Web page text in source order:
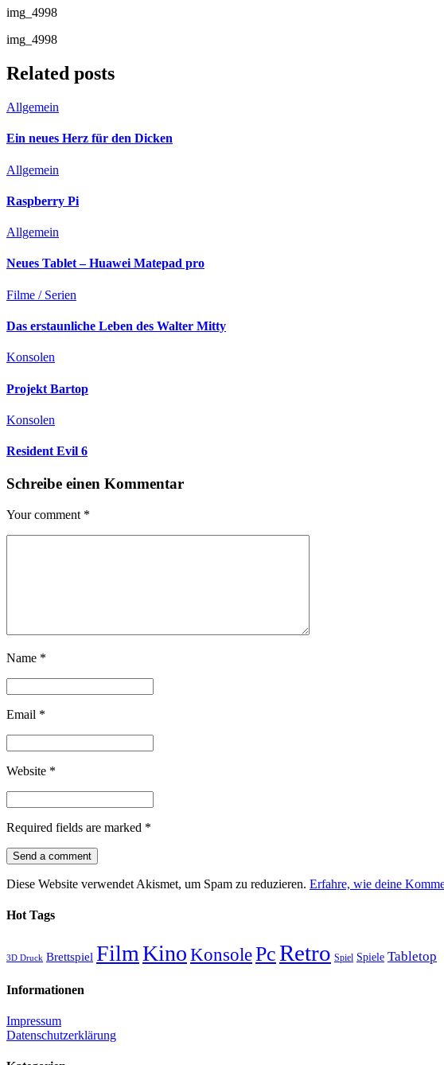
img_4998
img_4998
Related posts
Allgemein
Ein neues Herz für den Dicken
Allgemein
Raspberry Pi
Allgemein
Neues Tablet – Huawei Matepad pro
Filme / Serien
Das erstaunliche Leben des Walter Mitty
Konsolen
Projekt Bartop
Konsolen
Resident Evil 6
Schreibe einen Kommentar
Your comment *
Name *
Email *
Website *
Required fields are marked *
Diese Website verwendet Akismet, um Spam zu reduzieren. Erfahre, wie deine
Hot Tags
3D Druck Brettspiel FilmKinoKonsolePcRetro Spiel Spiele Tabletop
Informationen
Impressum
Datenschutzerklärung